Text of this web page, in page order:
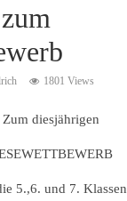
1801 Views
Zum diesjährigen
5.,6. und 7. Klassen